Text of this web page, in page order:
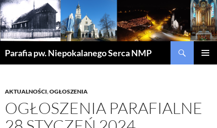
Parafia pw. Niepokalanego Serca NMP
AKTUALNOŚCI,OGŁOSZENIA
OGŁOSZENIA PARAFIALNE